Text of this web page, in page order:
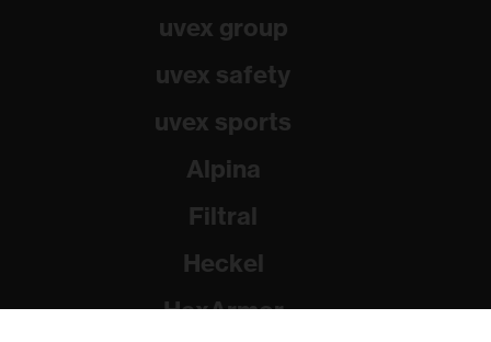
uvex group
uvex safety
uvex sports
Alpina
Filtral
Heckel
HexArmor